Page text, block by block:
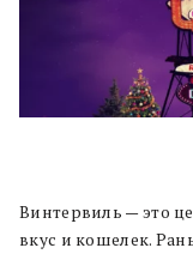
Винтервиль — это
вкус и кошелек.